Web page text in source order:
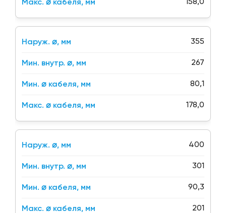
158,0
355
267
80,1
178,0
400
301
90,3
201